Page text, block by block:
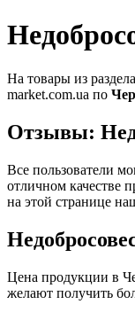
На товары из раздела
market.com.ua по
Отзывы:
Все пользователи
отличном качестве
на этой странице
Цена продукции в
желают получить